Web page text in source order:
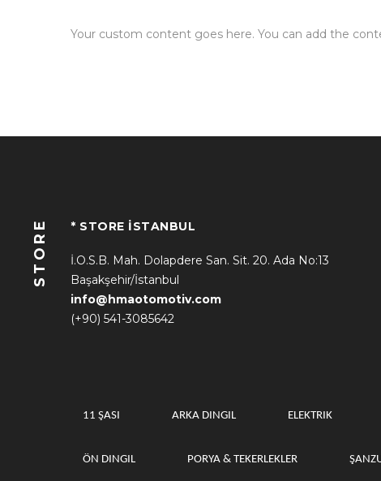
Your custom content goes here. You can add the
STORE * STORE İSTANBUL
İ.O.S.B. Mah. Dolapdere San. Sit. 20. Ada No:13
Başakşehir/İstanbul
info@hmaotomotiv.com
(+90) 541-3085642
11 ŞASI ARKA DINGIL ELEKTRIK
ÖN DINGIL PORYA & TEKERLEKLER